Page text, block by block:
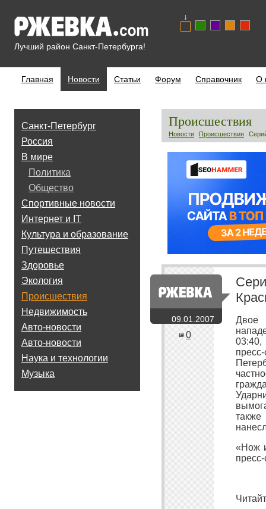
Лучший район Санкт-Петербурга!
↓
Главная Новости Статьи Форум Справочник О
Санкт-Петербург
Россия
В мире
Политика
Общество
Спортивные новости
Интернет и IT
Культура и образование
Путешествия
Здоровье
Экология
Происшествия
Недвижимость
Авто-новости
Авто-новости
Наука и технологии
Музыка
Происшествия
Новости Происшествия
09.01.2007
0
Двое
также
«Нож